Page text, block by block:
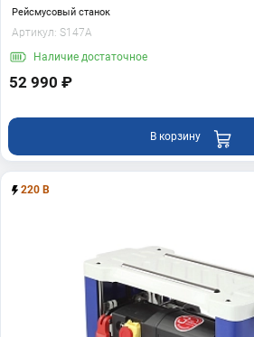
Рейсмусовый станок
Артикул: S147A
Наличие достаточное
52 990 ₽
В корзину
220 В